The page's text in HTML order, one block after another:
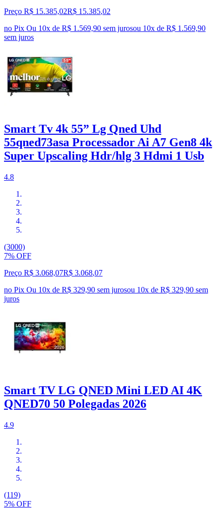
Preço R$ 15.385,02R$ 15.385,02
no Pix Ou 10x de R$ 1.569,90 sem jurosou 10x de R$ 1.569,90
sem juros
Smart Tv 4k 55” Lg Qned Uhd
55qned73asa Processador Ai A7 Gen8 4k
Super Upscaling Hdr/hlg 3 Hdmi 1 Usb
4.8
(3000)
7% OFF
Preço R$ 3.068,07R$ 3.068,07
no Pix Ou 10x de R$ 329,90 sem jurosou 10x de R$ 329,90 sem
juros
Smart TV LG QNED Mini LED AI 4K
QNED70 50 Polegadas 2026
4.9
(119)
5% OFF